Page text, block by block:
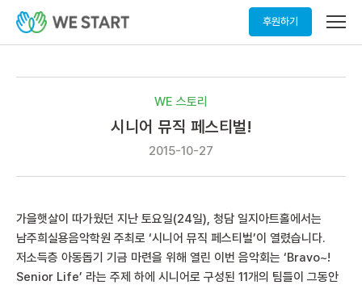
후원하기
메
열
WE 스토리
시니어 뮤직 페스티벌!
2015-10-27
가을햇살이 따가웠던 지난 토요일(24일), 청담 일지아트홀에서는
남주희실용음악학원 주최로 ‘시니어 뮤직 페스티벌’이 열렸습니다.
저소득층 아동돕기 기금 마련을 위해 열린 이번 음악회는 ‘Bravo~!
Senior Life’ 라는 주제 하에 시니어로 구성된 11개의 팀들이 그동안